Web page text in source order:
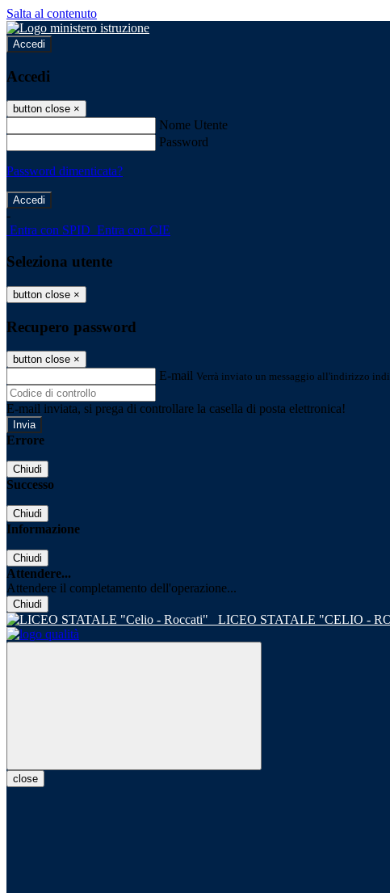
Salta al contenuto
Accedi
Accedi
button close ×
Nome Utente
Password
Password dimenticata?
-
Entra con SPID Entra con CIE
Seleziona utente
button close ×
Recupero password
button close ×
E-mail Verrà inviato un messaggio all'indirizzo
E-mail inviata, si prega di controllare la casella di posta elettronica!
Errore
Chiudi
Successo
Chiudi
Informazione
Chiudi
Attendere...
Attendere il completamento dell'operazione...
Chiudi
LICEO STATALE "CELIO -
close